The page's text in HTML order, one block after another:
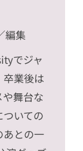
編集
でジャ
業後は
舞台な
いての
あとの一